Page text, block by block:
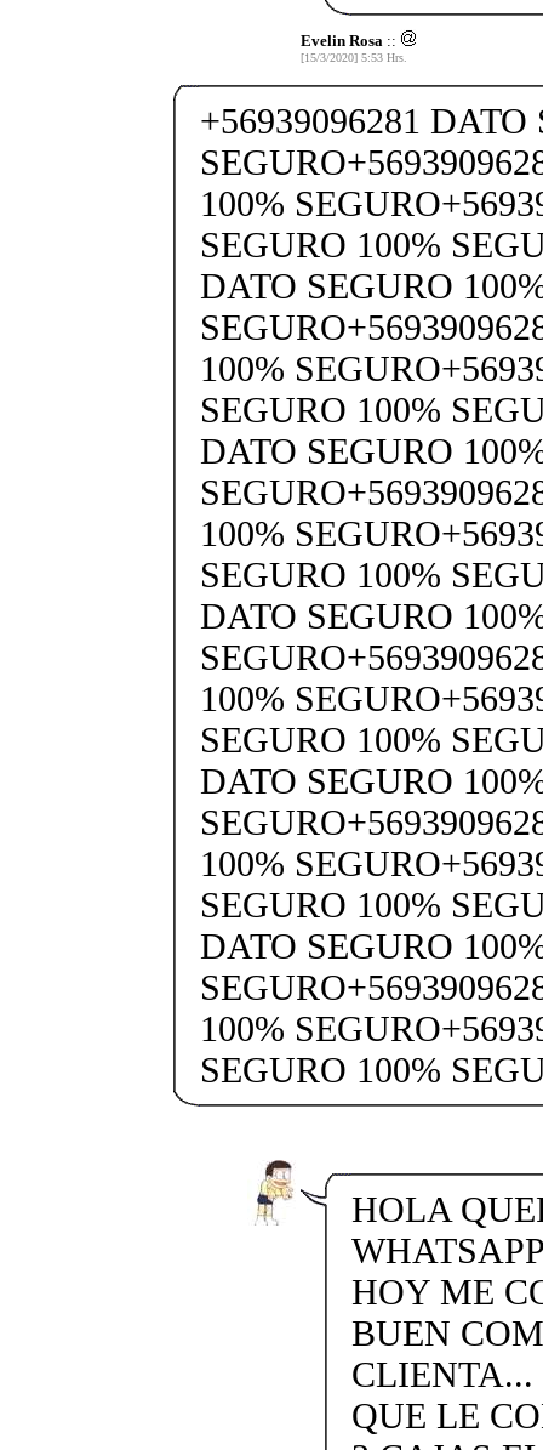
Evelin Rosa ::
[15/3/2020] 5:53 Hrs.
+56939096281 DATO
100%
SEGURO 100%
DATO SEGURO
100%
SEGURO 100%
DATO SEGURO
100%
SEGURO 100%
DATO SEGURO
100%
SEGURO 100%
DATO SEGURO
100%
SEGURO 100%
DATO SEGURO
100%
SEGURO 100%
HOLA
HOY ME
BUEN
CLIENTA...
QUE LE